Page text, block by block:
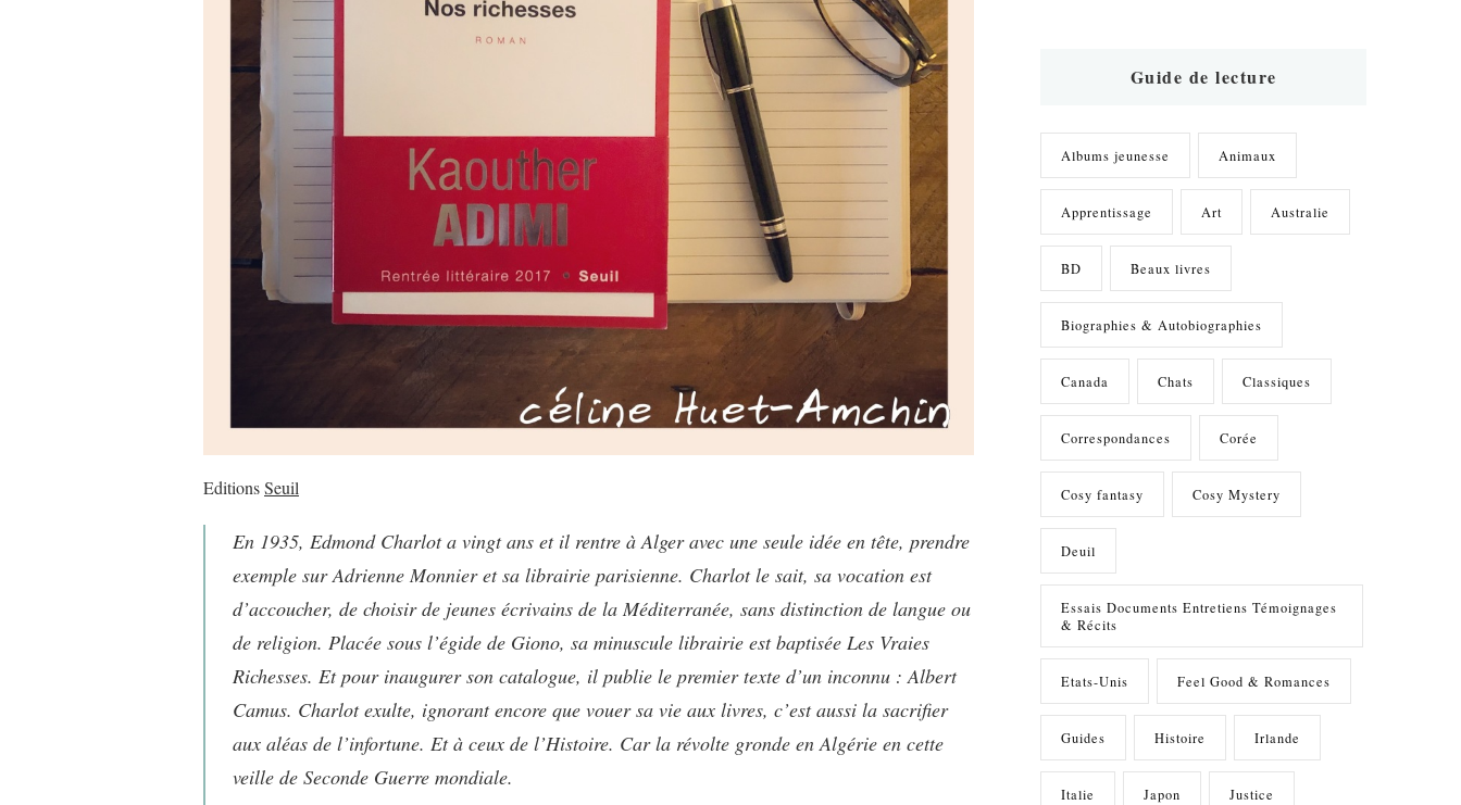
EditionsSeuil
En 1935, Edmond Charlot a vingt ans et il rentre à Alger avec une seule idée en tête, prendre
exemple sur Adrienne Monnier et sa librairie parisienne. Charlot le sait, sa vocation est
d’accoucher, de choisir de jeunes écrivains de la Méditerranée, sans distinction de langue ou
de religion. Placée sous l’égide de Giono, sa minuscule librairie est baptisée Les Vraies
Richesses. Et pour inaugurer son catalogue, il publie le premier texte d’un inconnu : Albert
Camus. Charlot exulte, ignorant encore que vouer sa vie aux livres, c’est aussi la sacrifier
aux aléas de l’infortune. Et à ceux de l’Histoire. Car la révolte gronde en Algérie en cette
veille de Seconde Guerre mondiale.
Guide de lecture
Albums jeunesse Animaux
Apprentissage Art Australie
BD Beaux livres
Biographies & Autobiographies
Canada Chats Classiques
Correspondances Corée
Cosy fantasy Cosy Mystery
Deuil
Essais Documents Entretiens Témoignages
& Récits
Etats-Unis Feel Good & Romances
Guides Histoire Irlande
Italie Japon Justice